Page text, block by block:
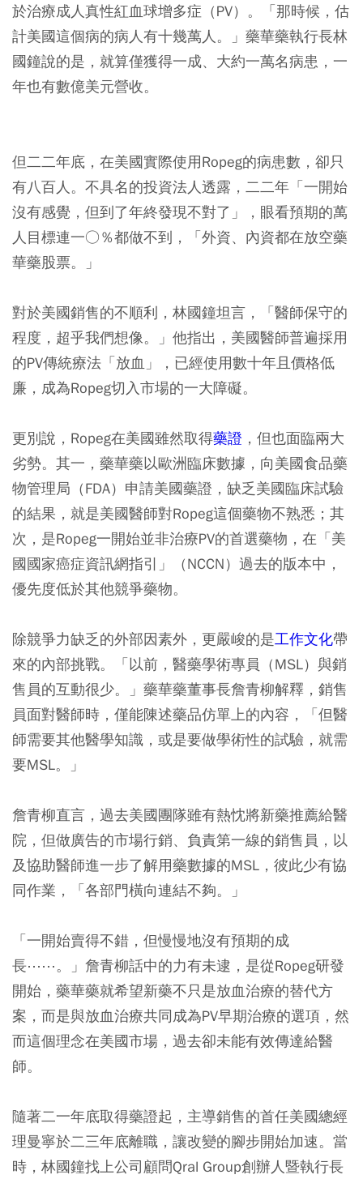
於治療成人真性紅血球增多症（PV）。「那時候，估
計美國這個病的病人有十幾萬人。」藥華藥執行長林
國鐘說的是，就算僅獲得一成、大約一萬名病患，一
年也有數億美元營收。
但二二年底，在美國實際使用Ropeg的病患數，卻只
有八百人。不具名的投資法人透露，二二年「一開始
沒有感覺，但到了年終發現不對了」，眼看預期的萬
人目標連一○％都做不到，「外資、內資都在放空藥
華藥股票。」
對於美國銷售的不順利，林國鐘坦言，「醫師保守的
程度，超乎我們想像。」他指出，美國醫師普遍採用
的PV傳統療法「放血」，已經使用數十年且價格低
廉，成為Ropeg切入市場的一大障礙。
更別說，Ropeg在美國雖然取得藥證 ，但也面臨兩大
劣勢。其一，藥華藥以歐洲臨床數據，向美國食品藥
物管理局（FDA）申請美國藥證，缺乏美國臨床試驗
的結果，就是美國醫師對Ropeg這個藥物不熟悉；其
次，是Ropeg一開始並非治療PV的首選藥物，在「美
國國家癌症資訊網指引」（NCCN）過去的版本中，
優先度低於其他競爭藥物。
除競爭力缺乏的外部因素外，更嚴峻的是工作文化帶
來的內部挑戰。「以前，醫藥學術專員（MSL）與銷
售員的互動很少。」藥華藥董事長詹青柳解釋，銷售
員面對醫師時，僅能陳述藥品仿單上的內容，「但醫
師需要其他醫學知識，或是要做學術性的試驗，就需
要MSL。」
詹青柳直言，過去美國團隊雖有熱忱將新藥推薦給醫
院，但做廣告的市場行銷、負責第一線的銷售員，以
及協助醫師進一步了解用藥數據的MSL，彼此少有協
同作業，「各部門橫向連結不夠。」
「一開始賣得不錯，但慢慢地沒有預期的成
長⋯⋯。」詹青柳話中的力有未逮，是從Ropeg研發
開始，藥華藥就希望新藥不只是放血治療的替代方
案，而是與放血治療共同成為PV早期治療的選項，然
而這個理念在美國市場，過去卻未能有效傳達給醫
師。
隨著二一年底取得藥證起，主導銷售的首任美國總經
理曼寧於二三年底離職，讓改變的腳步開始加速。當
時，林國鐘找上公司顧問Qral Group創辦人暨執行長